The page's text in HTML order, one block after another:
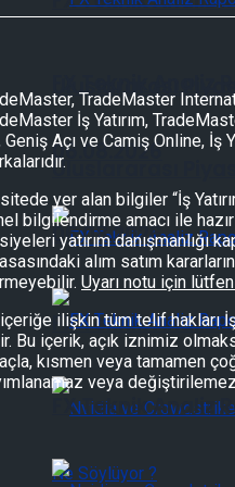
Uluslararası
06.08.2026
FX Teknik Analiz
Uluslararası
06.08.2026
FX Teknik
TradeMaster
İş Yatırım,
Geniş Açı ve Camiş Online, İş
yer alan bilgiler “İş
bilgilendirme amacı ile
yatırım danışmanlığı
alım satım
Uyarı notu için lütfen
ilişkin tüm telif hakları
Bu içerik, açık iznimiz
kısmen veya tamamen
veya